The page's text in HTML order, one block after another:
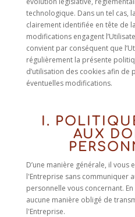
technologique. Dans un tel cas,
clairement identifiée en tête de
modifications engagent
convient par conséquent que
régulièrement la présente
d’utilisation des cookies afin de
éventuelles modifications.
I.
AUX
D’une manière générale, il vous
l'Entreprise sans communiquer
personnelle vous concernant.
aucune manière obligé de
l'Entreprise.